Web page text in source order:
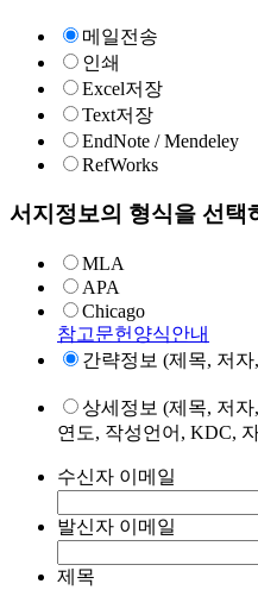
메일전송
인쇄
Excel저장
Text저장
EndNote / Mendeley
RefWorks
서지정보의 형식을 선택
MLA
APA
Chicago
참고문헌양식안내
간략정보 (제목, 저
상세정보 (제목, 저
연도, 작성언어, KDC,
수신자 이메일
발신자 이메일
제목